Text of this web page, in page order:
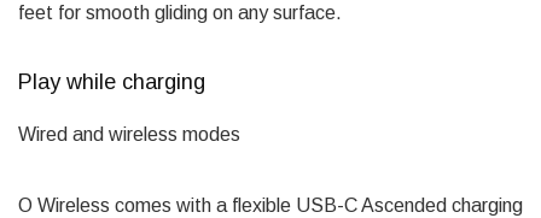
feet for smooth gliding on any surface.
Play while charging
Wired and wireless modes
O Wireless comes with a flexible USB-C Ascended charging